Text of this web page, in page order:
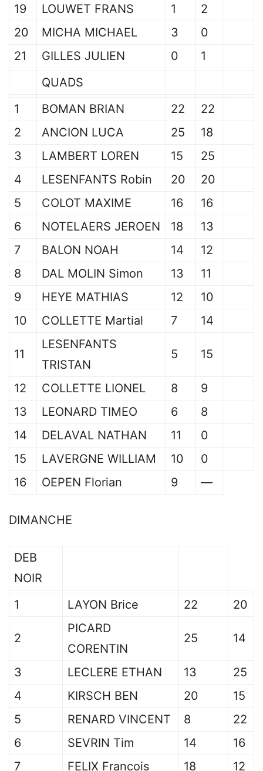
19
LOUWET FRANS 1
2
20
MICHA MICHAEL 3
0
21
GILLES JULIEN 0
1
QUADS
1
BOMAN BRIAN 22
22
2
ANCION LUCA 25
18
3
LAMBERT LOREN 15
25
4
LESENFANTS Robin 20
20
5
COLOT MAXIME 16
16
6
NOTELAERS JEROEN 18
13
7
BALON NOAH 14
12
8
DAL MOLIN Simon 13
11
9
HEYE MATHIAS 12
10
10
COLLETTE Martial 7 14
11
LESENFANTS
TRISTAN
5 15
12 COLLETTE LIONEL 8
9
13
LEONARD TIMEO 6
8
14
DELAVAL NATHAN 11
0
15
LAVERGNE WILLIAM 10
0
16
OEPEN Florian 9 —
DIMANCHE
DEB
NOIR
1
LAYON Brice 22 20
2
PICARD
CORENTIN
25 14
3 LECLERE ETHAN 13
25
4
KIRSCH BEN 20
15
5
RENARD VINCENT 8
22
6
SEVRIN Tim 14
16
7
FELIX Francois 18 12